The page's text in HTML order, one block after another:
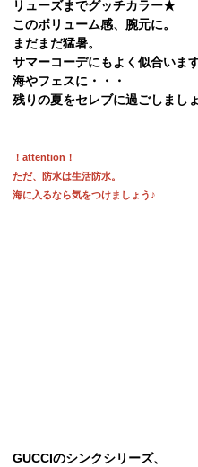
リューズまでグッチカラー★
このボリューム感、腕元に。
まだまだ猛暑。
サマーコーデにもよく似合いま
海やフェスに・・・
残りの夏をセレブに過ごしまし
！attention！
ただ、防水は生活防水。
海に入るなら気をつけましょう♪
GUCCIのシンクシリーズ、